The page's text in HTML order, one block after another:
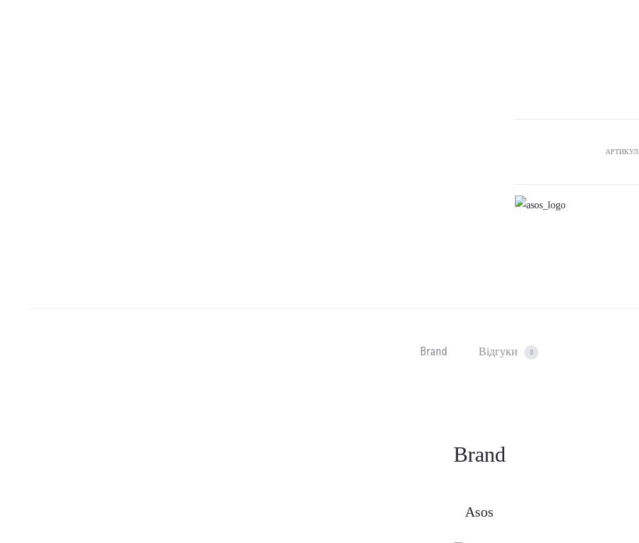
АРТИКУЛ:
Brand Відгуки 0
Brand
Asos